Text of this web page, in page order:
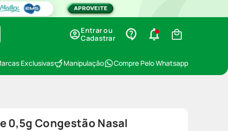
Entrar ou
Cadastrar
Exclusivas Manipulação Compre Pelo Whatsapp
0,5g Congestão Nasal